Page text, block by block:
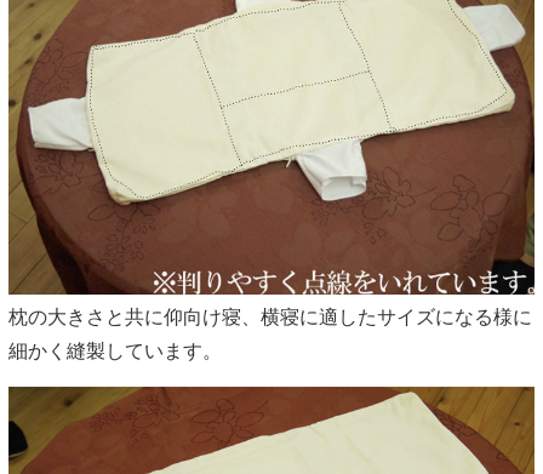
枕の大きさと共に仰向け寝、横寝に適したサイズになる様に
細かく縫製しています。